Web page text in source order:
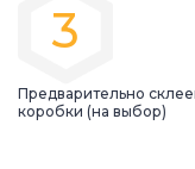
3
Предварительно
коробки (на выбор)